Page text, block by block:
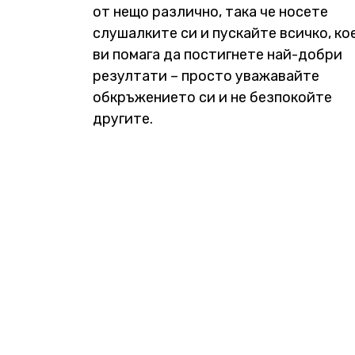
от нещо различно, така че носете
слушалките си и пускайте всичко,
ви помага да постигнете най-добри
резултати – просто уважавайте
обкръжението си и не безпокойте
другите.